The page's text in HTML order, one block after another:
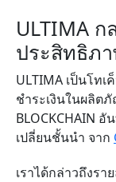
ULTIMA
ประสิทธิภ
ULTIMA เป็นโทเ
ชำระเงินในผลิต
BLOCKCHAIN อั
เปลี่ยนชั้นนำ จาก
เราได้กล่าวถึงรา